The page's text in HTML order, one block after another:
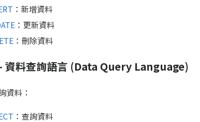
：新增資料
：更新資料
：刪除資料
資料查詢語言 (Data Query Language)
資料：
：查詢資料